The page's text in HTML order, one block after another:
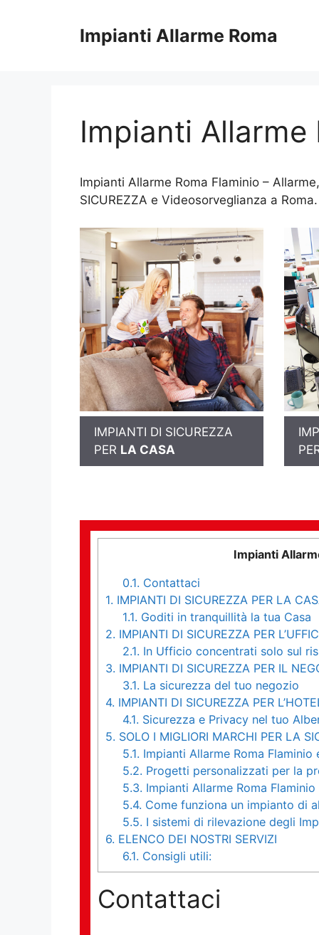
Impianti Allarme Roma
Impianti Allarme
Impianti Allarme Roma Flaminio –
SICUREZZA e Videosorveglianza a Roma.
IMPIANTI DI SICUREZZA
PER LA CASA
Impianti
0.1. Contattaci
1. IMPIANTI DI SICUREZZA PER LA
1.1. Goditi in tranquillità la tua Casa
2. IMPIANTI DI SICUREZZA PER
2.1. In Ufficio concentrati solo sul
3. IMPIANTI DI SICUREZZA PER IL
3.1. La sicurezza del tuo negozio
4. IMPIANTI DI SICUREZZA PER
4.1. Sicurezza e Privacy nel tuo
5. SOLO I MIGLIORI MARCHI PER LA
5.1. Impianti Allarme Roma
5.2. Progetti personalizzati per la
5.3. Impianti Allarme Roma
5.4. Come funziona un impianto di
5.5. I sistemi di rilevazione degli
6. ELENCO DEI NOSTRI SERVIZI
6.1. Consigli utili:
Contattaci